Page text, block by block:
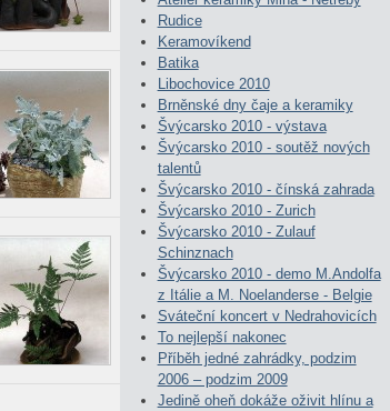
Rudice
Keramovíkend
Batika
Libochovice 2010
Brněnské dny čaje a keramiky
Švýcarsko 2010 - výstava
Švýcarsko 2010 - soutěž nových
talentů
Švýcarsko 2010 - čínská zahrada
Švýcarsko 2010 - Zurich
Švýcarsko 2010 - Zulauf
Schinznach
Švýcarsko 2010 - demo M.Andolfa
z Itálie a M. Noelanderse - Belgie
Sváteční koncert v Nedrahovicích
To nejlepší nakonec
Příběh jedné zahrádky, podzim
2006 – podzim 2009
Jedině oheň dokáže oživit hlínu a